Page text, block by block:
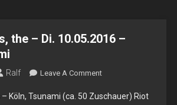
the – Di. 10.05.2016 –
Ralf Leave A CommentOn
The
Köln, Tsunami (ca. 50 Zuschauer) Riot